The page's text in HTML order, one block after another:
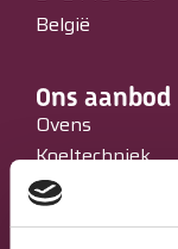
België
Ons aanbod
Ovens
Koeltechniek
Bakkerijmachines